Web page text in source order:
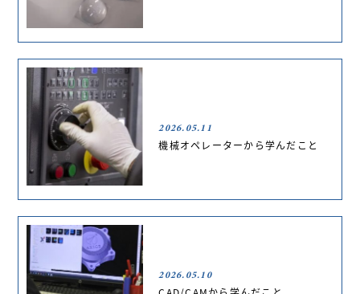
2026.05.11
機械オペレーターから学んだこと
2026.05.10